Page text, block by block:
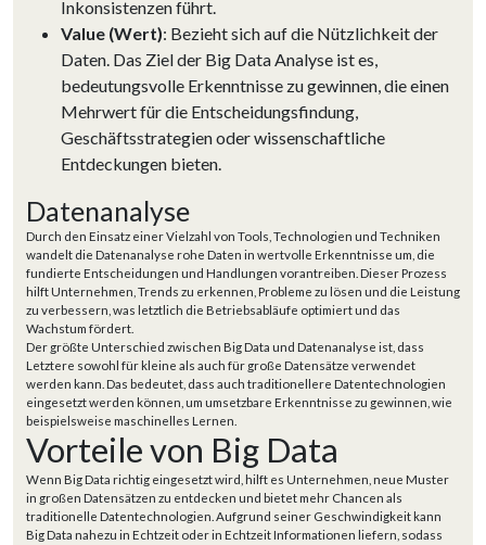
Inkonsistenzen führt.
Value (Wert): Bezieht sich auf die Nützlichkeit der
Daten. Das Ziel der Big Data Analyse ist es,
bedeutungsvolle Erkenntnisse zu gewinnen, die einen
Mehrwert für die Entscheidungsfindung,
Geschäftsstrategien oder wissenschaftliche
Entdeckungen bieten.
Datenanalyse
Durch den Einsatz einer Vielzahl von Tools, Technologien und Techniken
wandelt die Datenanalyse rohe Daten in wertvolle Erkenntnisse um, die
fundierte Entscheidungen und Handlungen vorantreiben. Dieser Prozess
hilft Unternehmen, Trends zu erkennen, Probleme zu lösen und die Leistung
zu verbessern, was letztlich die Betriebsabläufe optimiert und das
Wachstum fördert.
Der größte Unterschied zwischen Big Data und Datenanalyse ist, dass
Letztere sowohl für kleine als auch für große Datensätze verwendet
werden kann. Das bedeutet, dass auch traditionellere Datentechnologien
eingesetzt werden können, um umsetzbare Erkenntnisse zu gewinnen, wie
beispielsweise maschinelles Lernen.
Vorteile von Big Data
Wenn Big Data richtig eingesetzt wird, hilft es Unternehmen, neue Muster
in großen Datensätzen zu entdecken und bietet mehr Chancen als
traditionelle Datentechnologien. Aufgrund seiner Geschwindigkeit kann
Big Data nahezu in Echtzeit oder in Echtzeit Informationen liefern, sodass